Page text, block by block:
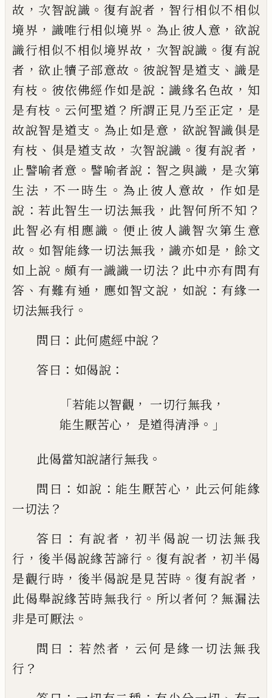
故 ， 次智說識 。 復有說者 ， 智行相似不相似
境界 ， 識唯行相似境界 。 為止彼人意 ， 欲說
識行相似不相似境界故 ， 次智說識 。復有說
者 ，欲止犢子部意故 。 彼說智是道支 、識是
有枝 。 彼依佛經作如是說 ：識緣名色故 ， 知
是有枝 。 云何聖道 ？ 所謂正見乃至正定 ， 是
故說智是道支 。 為止如是意 ， 欲說智識俱是
有枝 、 俱是道支故 ， 次智說識 。復有說者 ，
止譬喻者意 。 譬喻者說 ： 智之與識 ， 是次第
生法 ，不一時生 。 為止彼人意故 ， 作如是
說 ：若此智生一切法無我 ， 此智何所不知 ？
此智必有相應識 。 便止彼人識智次第生意
故 。 如智能緣一切法無我 ，識亦如是 ， 餘文
如上說 。頗有一識識一切法 ？ 此中亦有問有
答 、 有難有通 ， 應如智文說 ， 如說 ： 有緣一
切法無我行 。
問曰 ： 此何處經中說 ？
答曰 ： 如偈說 ：
「若能以智觀 ， 一切行無我 ，
能生厭苦心 ， 是道得清淨 。」
此偈當知說諸行無我 。
問曰 ： 如說 ： 能生厭苦心 ， 此云何能緣
一切法 ？
答曰 ： 有說者 ，初半偈說一切法無我
行 ， 後半偈說緣苦諦行 。 復有說者 ，初半偈
是觀行時 ， 後半偈說是 見苦時 。復有說者 ，
此偈舉說緣苦時無我行 。 所以者何 ？ 無漏法
非是可厭法 。
問曰 ： 若然者 ， 云何 是緣一切法無我
行 ？